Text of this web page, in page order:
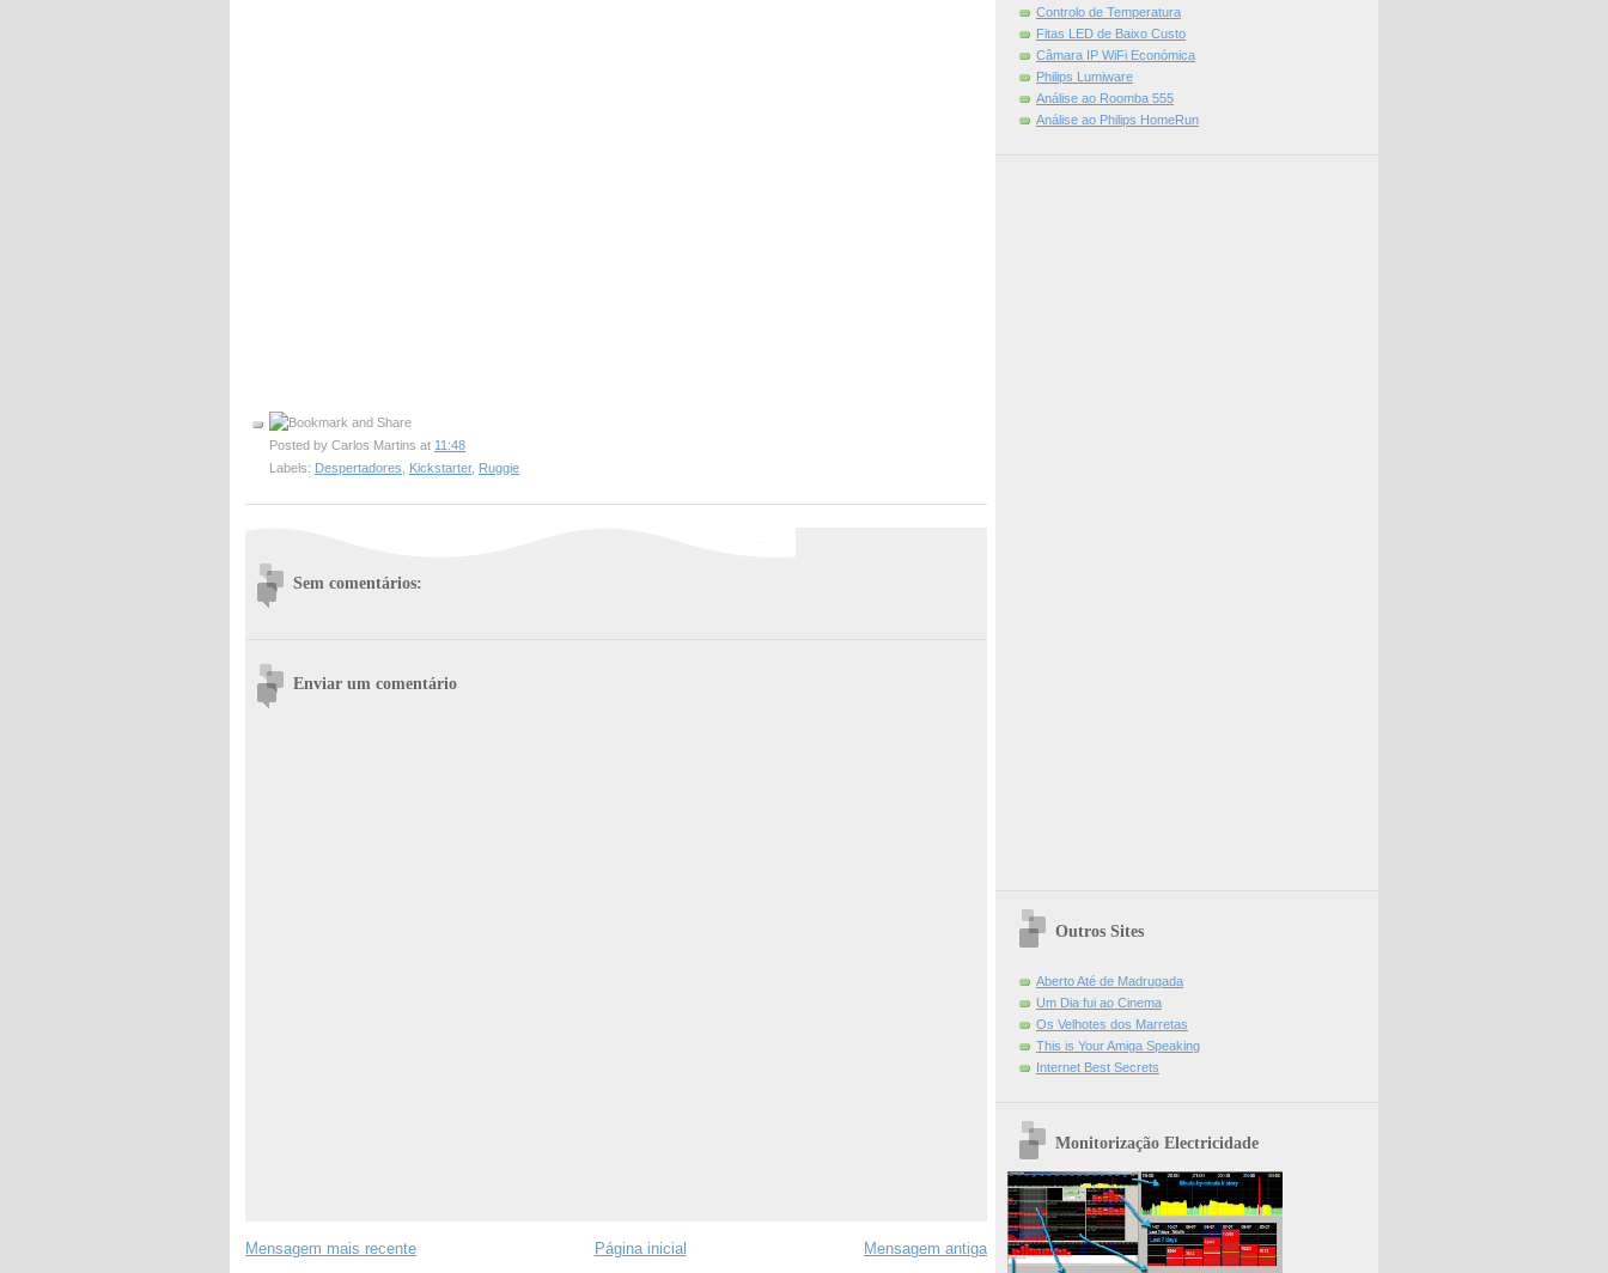
Posted by Carlos Martins at 11:48
Labels: Despertadores, Kickstarter, Ruggie
Sem comentários:
Enviar um comentário
Mensagem mais recente Mensagem antiga
Página inicial
Controlo de Temperatura
Fitas LED de Baixo Custo
Câmara IP WiFi Económica
Philips Lumiware
Análise ao Roomba 555
Análise ao Philips HomeRun
Outros Sites
Aberto Até de Madrugada
Um Dia fui ao Cinema
Os Velhotes dos Marretas
This is Your Amiga Speaking
Internet Best Secrets
Monitorização Electricidade